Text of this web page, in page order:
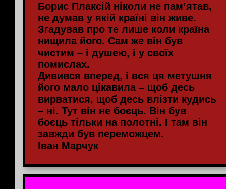
Борис Плаксій ніколи не пам’ятав,
не думав у якій країні він живе.
Згадував про те лише коли країна
нищила його. Сам же він був
чистим – і душею, і у своїх
помислах.
Дивився вперед, і вся ця метушня
його мало цікавила – щоб десь
вирватися, щоб десь влізти кудись
– ні. Тут він не боєць. Він був
боєць тільки на полотні. І там він
завжди був переможцем.
Іван Марчук